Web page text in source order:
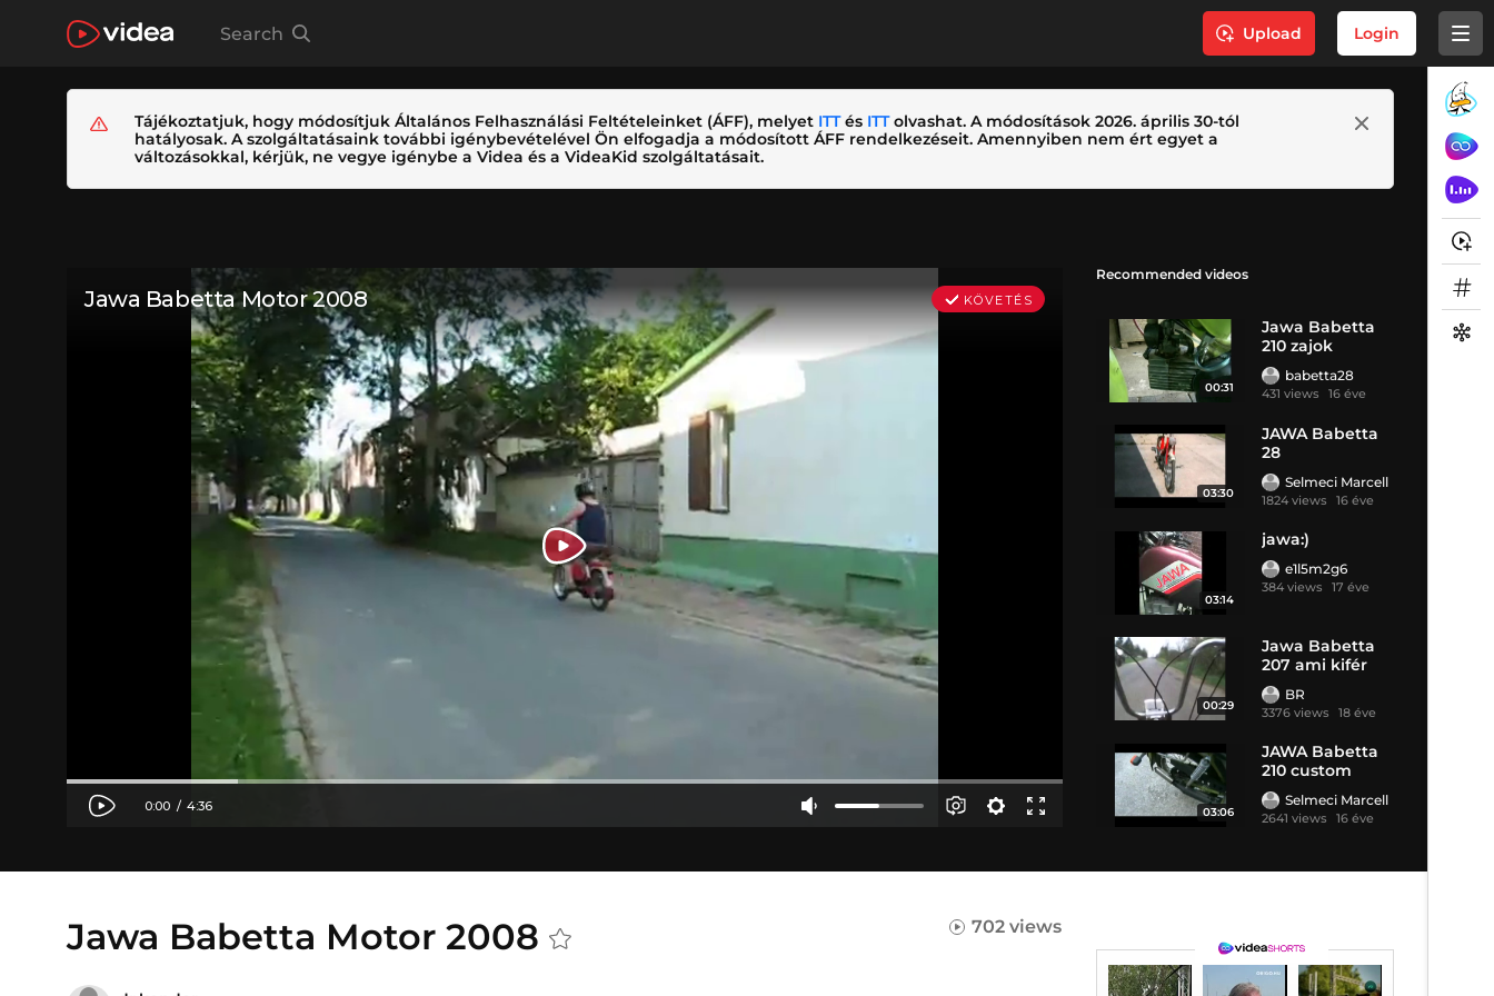
Search Upload Login
Tájékoztatjuk, hogy módosítjuk Általános Felhasználási Feltételeinket (ÁFF), melyet ITTés ITTolvashat. A módosítások 2026. április 30-tól
hatályosak. A szolgáltatásaink további igénybevételével Ön elfogadja a módosított ÁFF rendelkezéseit. Amennyiben nem ért egyet a
változásokkal, kérjük, ne vegye igénybe a Videa és a VideaKid szolgáltatásait.
Recommended videos
00:31
Jawa Babetta
210 zajok
babetta28
431 views 16 éve
03:30
JAWA Babetta
28
Selmeci Marcell
1824 views 16 éve
03:14
jawa:)
e1l5m2g6
384 views 17 éve
00:29
Jawa Babetta
207 ami kifér
BR
3376 views 18 éve
03:06
JAWA Babetta
210 custom
Selmeci Marcell
2641 views 16 éve
Jawa Babetta Motor 2008 702 views